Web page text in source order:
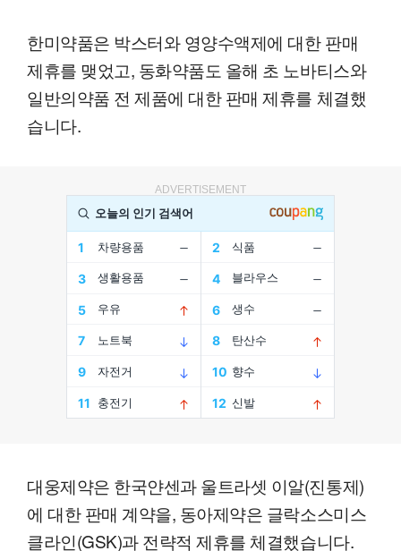
한미약품은 박스터와 영양수액제에 대한 판매
제휴를 맺었고, 동화약품도 올해 초 노바티스와
일반의약품 전 제품에 대한 판매 제휴를 체결했
습니다.
ADVERTISEMENT
대웅제약은 한국얀센과 울트라셋 이알(진통제)
에 대한 판매 계약을, 동아제약은 글락소스미스
클라인(GSK)과 전략적 제휴를 체결했습니다.